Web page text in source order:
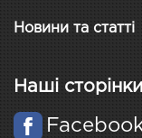
Новини та статті
Наші